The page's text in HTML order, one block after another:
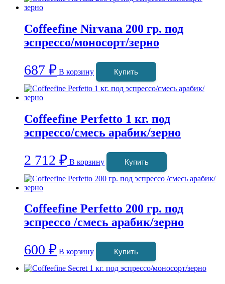
Coffeefine Nirvana 200 гр. под
эспрессо/моносорт/зерно
687 ₽ В корзину Купить
Coffeefine Perfetto 1 кг. под
эспрессо/смесь арабик/зерно
2 712 ₽ В корзину Купить
Coffeefine Perfetto 200 гр. под
эспрессо /смесь арабик/зерно
600 ₽ В корзину Купить